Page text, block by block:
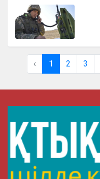
‹ 1 2 3